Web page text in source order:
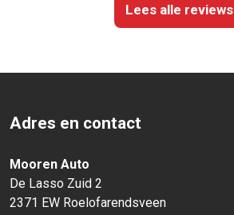
Lees alle reviews
Adres en contact
Mooren Auto
De Lasso Zuid 2
2371 EW Roelofarendsveen